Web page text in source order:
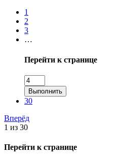
1
2
3
…
Перейти к странице
Выполнить
30
Вперёд
1 из 30
Перейти к странице